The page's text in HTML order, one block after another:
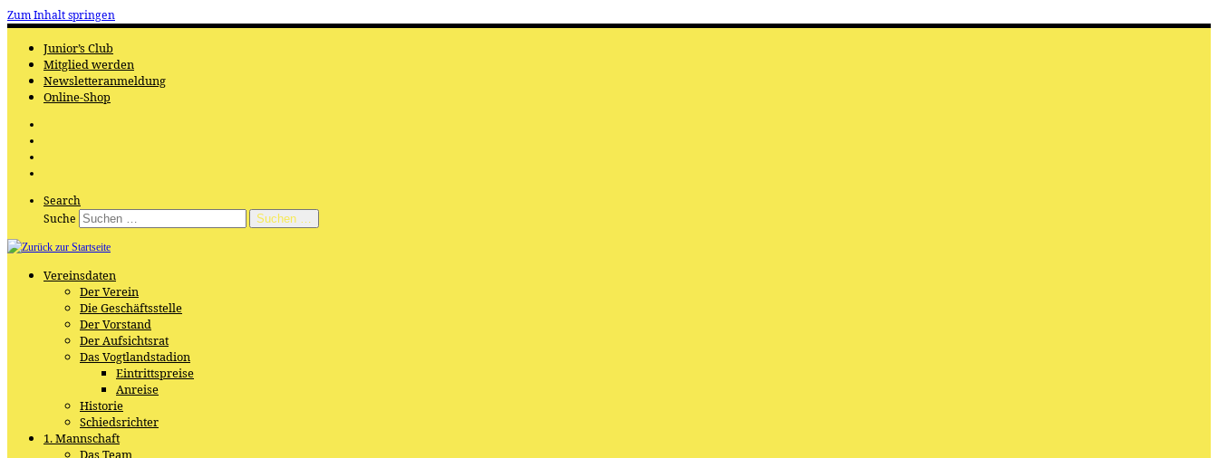
Zum Inhalt springen
Junior’s Club
Mitglied werden
Newsletteranmeldung
Online-Shop
Search
Suche
Suchen …
Vereinsdaten
Der Verein
Die Geschäftsstelle
Der Vorstand
Der Aufsichtsrat
Das Vogtlandstadion
Eintrittspreise
Anreise
Historie
Schiedsrichter
1. Mannschaft
Das Team